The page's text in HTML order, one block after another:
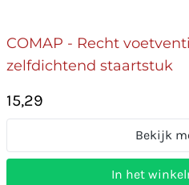
COMAP - Recht
zelfdichtend staartstuk
15,29
Bekijk
In het